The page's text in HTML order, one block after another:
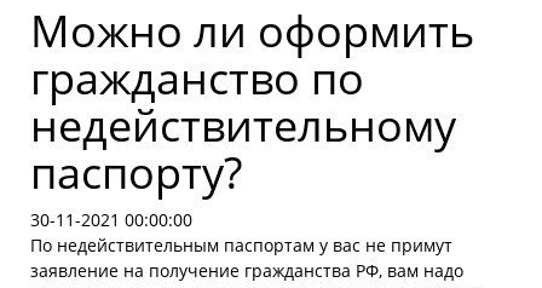
Можно ли оформить
гражданство по
недействительному
паспорту?
30-11-2021 00:00:00
По недействительным паспортам у вас не примут
заявление на получение гражданства РФ, вам надо